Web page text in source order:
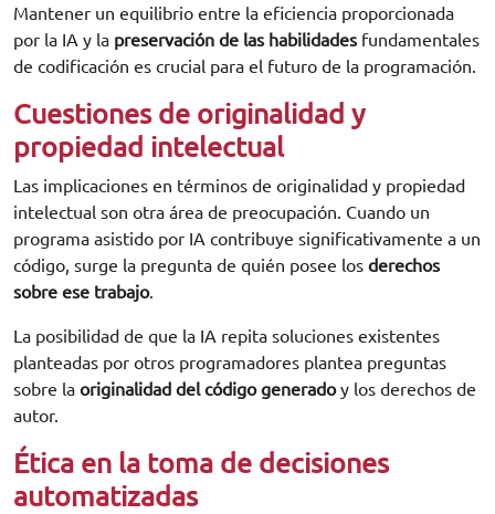
Mantener un equilibrio entre la eficiencia proporcionada
por la IA y la preservación de las habilidades fundamentales
de codificación es crucial para el futuro de la programación.
Cuestiones de originalidad y
propiedad intelectual
Las implicaciones en términos de originalidad y propiedad
intelectual son otra área de preocupación. Cuando un
programa asistido por IA contribuye significativamente a un
código, surge la pregunta de quién posee los derechos
sobre ese trabajo.
La posibilidad de que la IA repita soluciones existentes
planteadas por otros programadores plantea preguntas
sobre la originalidad del código generadoy los derechos de
autor.
Ética en la toma de decisiones
automatizadas